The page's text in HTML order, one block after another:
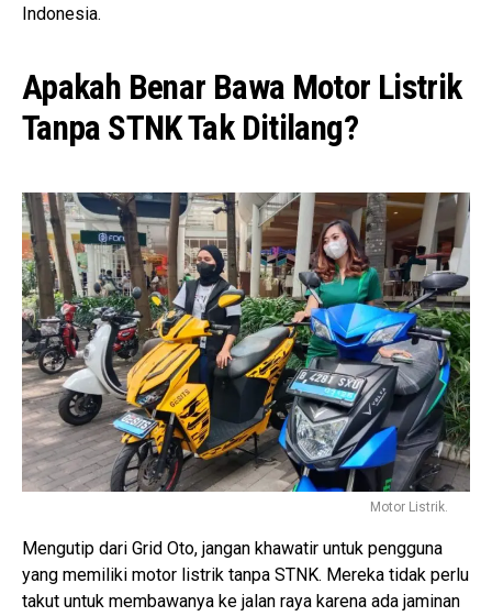
Indonesia.
Apakah Benar Bawa Motor Listrik
Tanpa STNK Tak Ditilang?
Motor Listrik.
Mengutip dari Grid Oto, jangan khawatir untuk pengguna
yang memiliki motor listrik tanpa STNK. Mereka tidak perlu
takut untuk membawanya ke jalan raya karena ada jaminan